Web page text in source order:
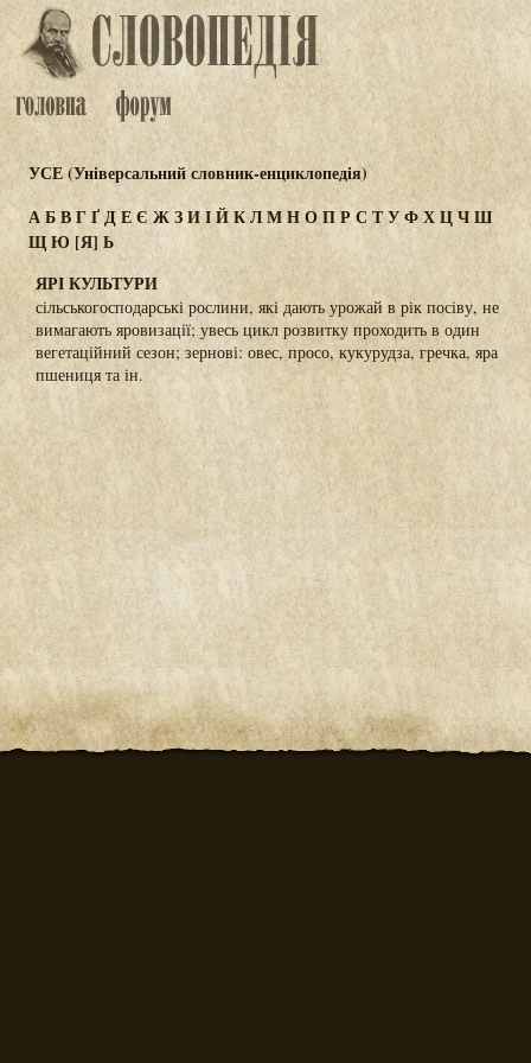
УСЕ (Універсальний словник-енциклопедія)
АБВГҐДЕЄ ЖЗИІЙКЛМНОПРС ТУФХЦЧШ
ЩЮ [Я]Ь
ЯРІ КУЛЬТУРИ
сільськогосподарські рослини, які дають урожай в рік посіву, не
вимагають яровизації; увесь цикл розвитку проходить в один
вегетаційний сезон; зернові: овес, просо, кукурудза, гречка, яра
пшениця та ін.